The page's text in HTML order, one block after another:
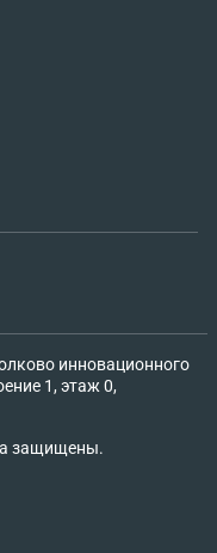
инновационного
1, этаж 0,
защищены.